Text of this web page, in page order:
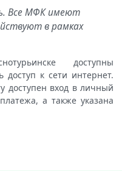
Все МФК имеют
в рамках
доступны
доступ к сети интернет.
доступен вход в личный
а также указана